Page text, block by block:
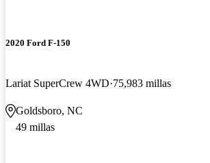
2020 Ford F-150
Lariat SuperCrew 4WD 75,983 millas
Goldsboro, NC
49 millas